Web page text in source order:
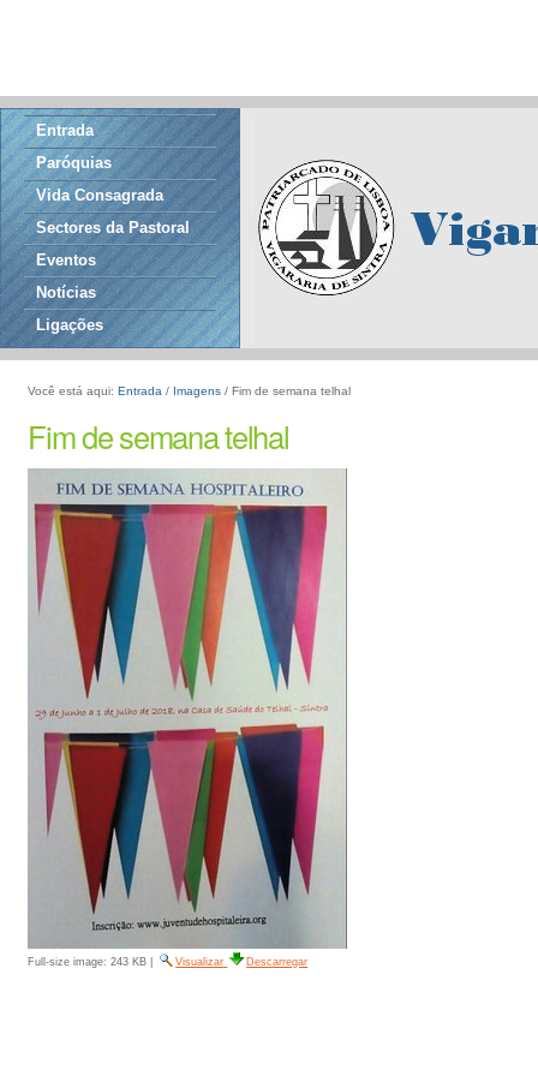
Entrada
Paróquias
Vida Consagrada
Sectores da Pastoral
Eventos
Notícias
Ligações
Você está aqui: Entrada / Imagens / Fim de semana telhal
Fim de semana telhal
Full-size image: 243 KB | Visualizar Descarregar